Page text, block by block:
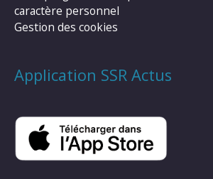
caractère personnel
Gestion des cookies
Application SSR Actus